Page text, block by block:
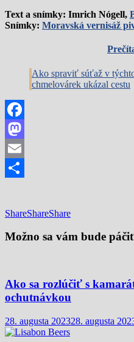
Text a snímky: Imrich Nógell,
Snímky: Moravská vernisáž
Ako spraviť súťaž v
chmelovárek ukázal cestu
Facebook
Mastodon
Email
ShareShareShare
Možno sa vám bude
Ako sa rozlúčiť s
ochutnávkou
28. augusta 202328. augusta